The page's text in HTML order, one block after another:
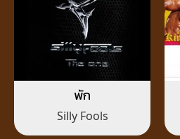
พัก
Silly Fools